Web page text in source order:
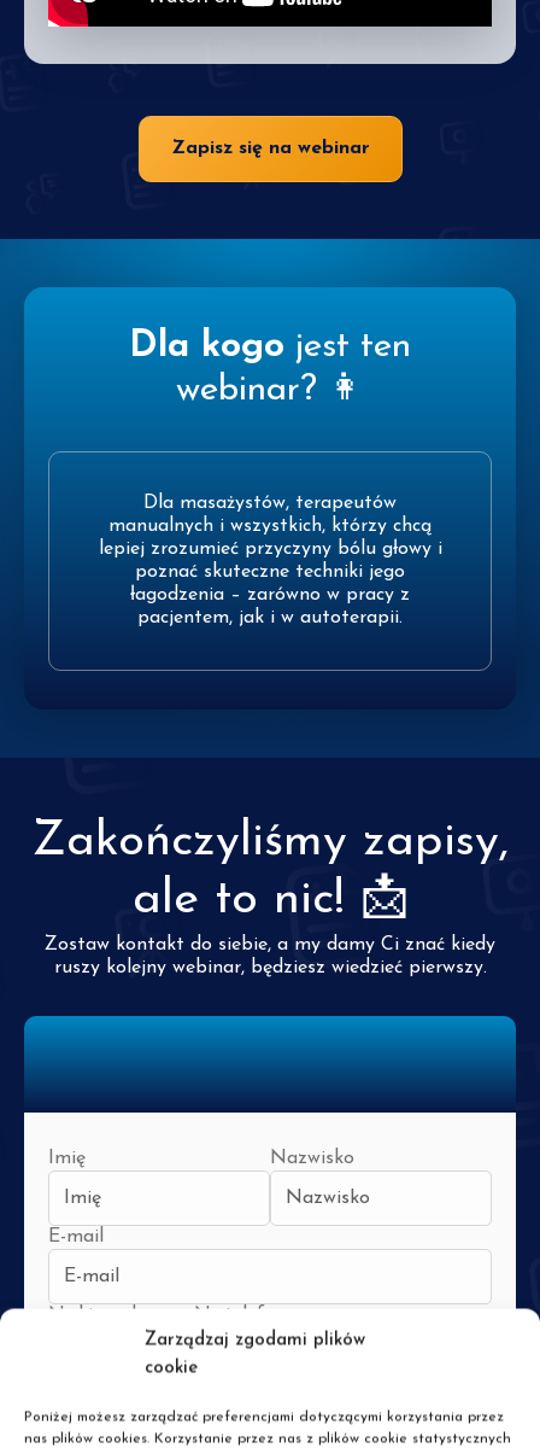
Zarządzaj zgodami plików
cookie
Poniżej możesz zarządzać preferencjami dotyczącymi korzystania przez
nas plików cookies. Korzystanie przez nas z plików cookie statystycznych
Zapisz się na webinar
Dla kogo jest ten
webinar? 👩
Dla masażystów, terapeutów
manualnych i wszystkich, którzy chcą
lepiej zrozumieć przyczyny bólu głowy i
poznać skuteczne techniki jego
łagodzenia – zarówno w pracy z
pacjentem, jak i w autoterapii.
Zakończyliśmy zapisy,
ale to nic! 📩
Zostaw kontakt do siebie, a my damy Ci znać kiedy
ruszy kolejny webinar, będziesz wiedzieć pierwszy.
Imię Nazwisko
E-mail
Nr kierunkowy Nr telefonu
Tak, zgadzam się na przetwarzanie moich danych osobowych podanych w
formularzu przez GRUPA PASCAL sp. z o.o. z siedzibą w Łodzi przy ul.